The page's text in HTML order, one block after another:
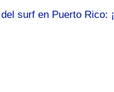
surf en Puerto Rico: